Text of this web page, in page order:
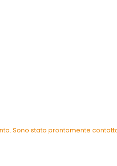
Sono stato prontamente